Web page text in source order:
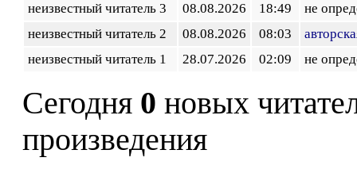
неизвестный читатель 3
08.08.2026 18:49
не
неизвестный читатель 2
08.08.2026 08:03
неизвестный читатель 1
28.07.2026 02:09 не
Сегодня 0 новых
произведения